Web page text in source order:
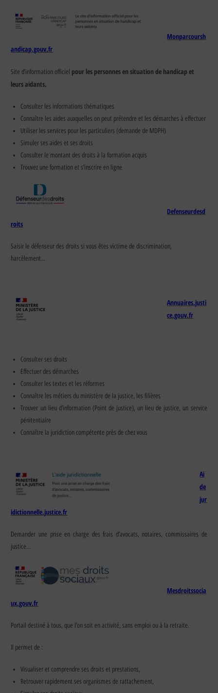
Monparcoursh
andicap.gouv.fr
Site d’information officiel pour les personnes en situation de handicap et
leurs aidants.
Consulter les informations thématiques
Connaître les aides auxquelles on peut prétendre et les démarches à effectuer
Utiliser les services pour les particuliers (demande de MDPH)
Simuler ses aides et ses droits
Consulter le montant des droits à la formation acquis
Trouvez une formation et s’inscrire en ligne
Defenseurdesd
roits
Saisir le défenseur des droits si vous êtes victime de discrimination,
harcèlement…
Annuaires.justi
ce.gouv.fr
Consulter ses droits
Effectuer des démarches
Consulter les textes et les réformes
Connaître les métiers du ministère de la justice, les filières
Trouver un lieu d’information (Point de justice), un lieu de justice, un service
pénitentiaire
Connaître la juridiction compétente près de chez vous
Ai
de
jur
idictionnelle.justice.fr
Demander une prise en charge des frais d’avocats, notaires, commissaires de
justice…
Mesdroitssocia
ux.gouv.fr
Portail destiné à tous, que l’on soit en activité, sans emploi ou à la retraite.
Il permet de :
Visualiser et comprendre ses droits et prestations,
Retrouver rapidement ses organismes de rattachement,